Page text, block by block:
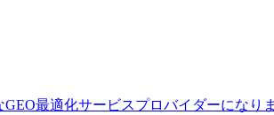
最適化サービスプロバイダーになり